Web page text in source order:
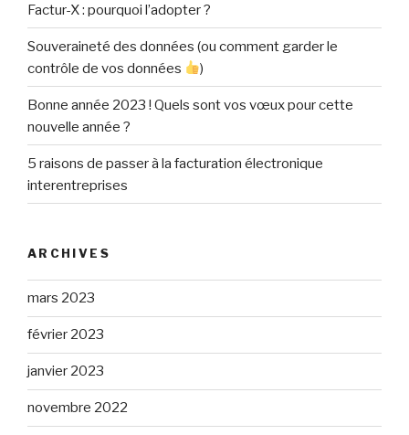
Factur-X : pourquoi l’adopter ?
Souveraineté des données (ou comment garder le
contrôle de vos données
)
Bonne année 2023 ! Quels sont vos vœux pour cette
nouvelle année ?
5 raisons de passer à la facturation électronique
interentreprises
ARCHIVES
mars 2023
février 2023
janvier 2023
novembre 2022